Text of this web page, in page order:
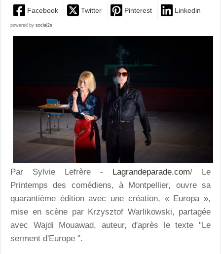
Facebook Twitter Pinterest Linkedin
powered by social2s
Par Sylvie Lefrère - Lagrandeparade.com/ Le
Printemps des comédiens, à Montpellier, ouvre sa
quarantième édition avec une création, « Europa »,
mise en scène par Krzysztof Warlikowski, partagée
avec Wajdi Mouawad, auteur, d'après le texte "Le
serment d'Europe ".